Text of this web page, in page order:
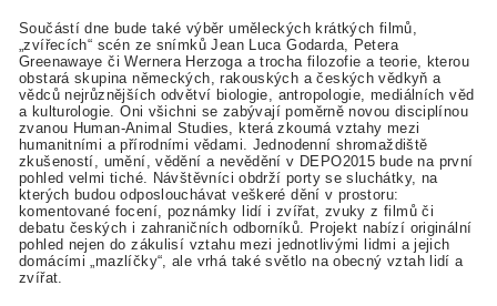
Součástí dne bude také výběr uměleckých krátkých filmů,
„zvířecích“ scén ze snímků Jean Luca Godarda, Petera
Greenawaye či Wernera Herzoga a trocha filozofie a teorie, kterou
obstará skupina německých, rakouských a českých vědkyň a
vědců nejrůznějších odvětví biologie, antropologie, mediálních věd
a kulturologie. Oni všichni se zabývají poměrně novou disciplínou
zvanou Human-Animal Studies, která zkoumá vztahy mezi
humanitními a přírodními vědami. Jednodenní shromaždiště
zkušeností, umění, vědění a nevědění v DEPO2015 bude na první
pohled velmi tiché. Návštěvníci obdrží porty se sluchátky, na
kterých budou odposlouchávat veškeré dění v prostoru:
komentované focení, poznámky lidí i zvířat, zvuky z filmů či
debatu českých i zahraničních odborníků. Projekt nabízí originální
pohled nejen do zákulisí vztahu mezi jednotlivými lidmi a jejich
domácími „mazlíčky“, ale vrhá také světlo na obecný vztah lidí a
zvířat.